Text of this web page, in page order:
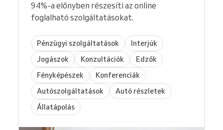
94%-a előnyben részesíti az online
foglalható szolgáltatásokat.
Pénzügyi szolgáltatások
Interjúk
Jogászok
Konzultációk
Edzők
Fényképészek
Konferenciák
Autószolgáltatások
Autó részletek
Állatápolás